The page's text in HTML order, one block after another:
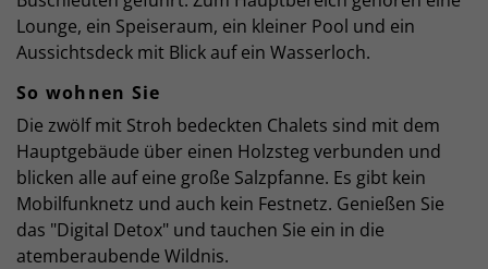
Lounge, ein Speiseraum, ein kleiner Pool und ein
Aussichtsdeck mit Blick auf ein Wasserloch.
So wohnen Sie
Die zwölf mit Stroh bedeckten Chalets sind mit dem
Hauptgebäude über einen Holzsteg verbunden und
blicken alle auf eine große Salzpfanne. Es gibt kein
Mobilfunknetz und auch kein Festnetz. Genießen Sie
das "Digital Detox" und tauchen Sie ein in die
atemberaubende Wildnis.